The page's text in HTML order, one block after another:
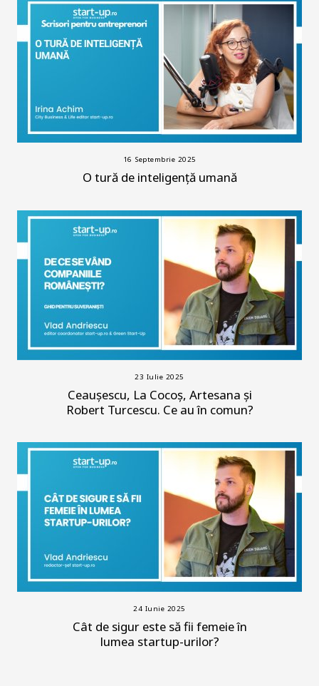
16 Septembrie 2025
O tură de inteligență umană
23 Iulie 2025
Ceaușescu, La Cocoș, Artesana și
Robert Turcescu. Ce au în comun?
24 Iunie 2025
Cât de sigur este să fii femeie în
lumea startup-urilor?